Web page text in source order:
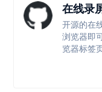
在线录
开源的在
浏览器即
览器标签